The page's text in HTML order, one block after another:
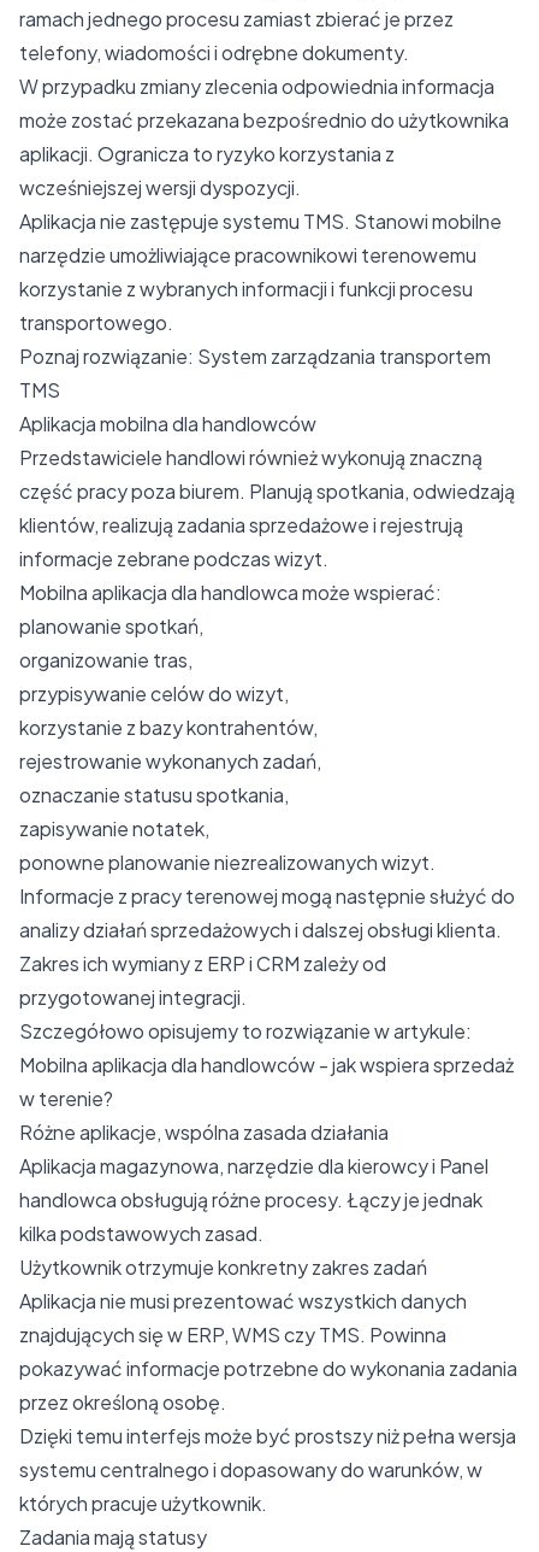
ramach jednego procesu zamiast zbierać je przez
telefony, wiadomości i odrębne dokumenty.
W przypadku zmiany zlecenia odpowiednia informacja
może zostać przekazana bezpośrednio do użytkownika
aplikacji. Ogranicza to ryzyko korzystania z
wcześniejszej wersji dyspozycji.
Aplikacja nie zastępuje systemu TMS. Stanowi mobilne
narzędzie umożliwiające pracownikowi terenowemu
korzystanie z wybranych informacji i funkcji procesu
transportowego.
Poznaj rozwiązanie: System zarządzania transportem
TMS
Aplikacja mobilna dla handlowców
Przedstawiciele handlowi również wykonują znaczną
część pracy poza biurem. Planują spotkania, odwiedzają
klientów, realizują zadania sprzedażowe i rejestrują
informacje zebrane podczas wizyt.
Mobilna aplikacja dla handlowca może wspierać:
planowanie spotkań,
organizowanie tras,
przypisywanie celów do wizyt,
korzystanie z bazy kontrahentów,
rejestrowanie wykonanych zadań,
oznaczanie statusu spotkania,
zapisywanie notatek,
ponowne planowanie niezrealizowanych wizyt.
Informacje z pracy terenowej mogą następnie służyć do
analizy działań sprzedażowych i dalszej obsługi klienta.
Zakres ich wymiany z ERP i CRM zależy od
przygotowanej integracji.
Szczegółowo opisujemy to rozwiązanie w artykule:
Mobilna aplikacja dla handlowców - jak wspiera sprzedaż
w terenie?
Różne aplikacje, wspólna zasada działania
Aplikacja magazynowa, narzędzie dla kierowcy i Panel
handlowca obsługują różne procesy. Łączy je jednak
kilka podstawowych zasad.
Użytkownik otrzymuje konkretny zakres zadań
Aplikacja nie musi prezentować wszystkich danych
znajdujących się w ERP, WMS czy TMS. Powinna
pokazywać informacje potrzebne do wykonania zadania
przez określoną osobę.
Dzięki temu interfejs może być prostszy niż pełna wersja
systemu centralnego i dopasowany do warunków, w
których pracuje użytkownik.
Zadania mają statusy